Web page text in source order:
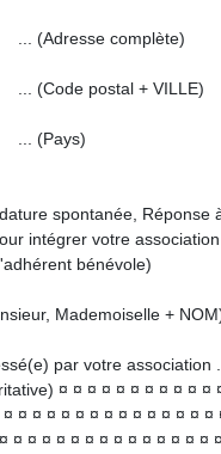
complète)
+ VILLE)
spontanée, Réponse
intégrer votre
bénévole)
Mademoiselle +
par votre association ...
¤ ¤ ¤ ¤ ¤ ¤ ¤ ¤ ¤ ¤ ¤
¤ ¤ ¤ ¤ ¤ ¤ ¤ ¤ ¤ ¤ ¤ ¤ ¤ ¤
¤ ¤ ¤ ¤ ¤ ¤ ¤ ¤ ¤ ¤ ¤ ¤ ¤ ¤